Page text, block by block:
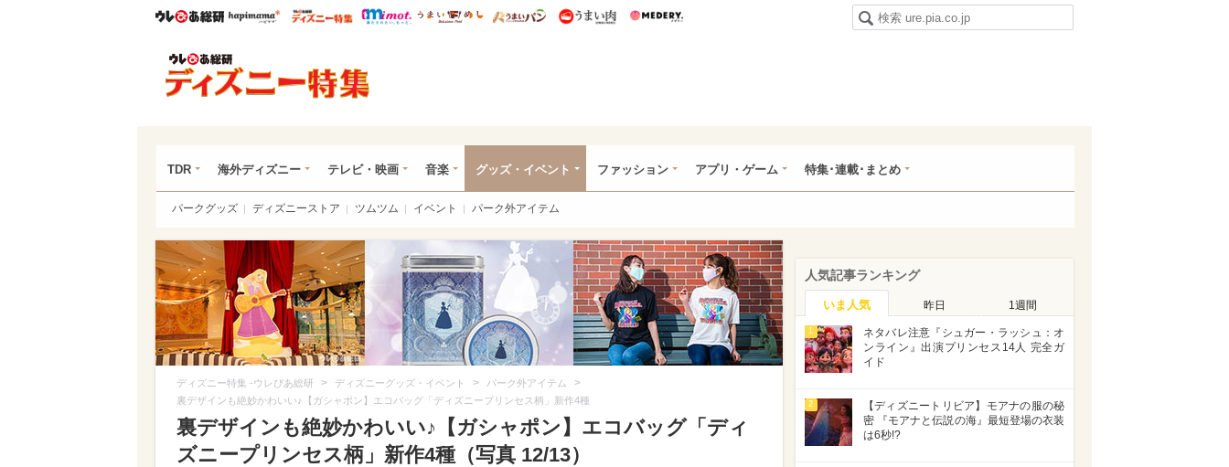
ウレぴあ総研ハピママ* ウレぴあ総研 ディズニー特集
mimot. うまいめし うまいパン うまい肉
TDR 海外ディズニー テレビ・映画 音楽 グッズ・イベント ファッション アプリ・ゲーム 特集･連載･まとめ
パークグッズ ディズニーストア ツムツム イベント パーク外アイテム
ディズニー特集 -ウレぴあ総研 > ディズニーグッズ・イベント > パーク外アイテム >
裏デザインも絶妙かわいい♪【ガシャポン】エコバッグ「ディズニープリンセス柄」新作4種
裏デザインも絶妙かわいい♪【ガシャポン】エコバッグ「ディ
ズニープリンセス柄」新作4種（写真 12/13）
人気記事ランキング
いま人気 昨日 1週間
1
ネタバレ注意『シュガー・ラッシュ：オ
ンライン』出演プリンセス14人 完全ガ
イド
2
【ディズニートリビア】モアナの服の秘
密 『モアナと伝説の海』最短登場の衣装
は6秒!?